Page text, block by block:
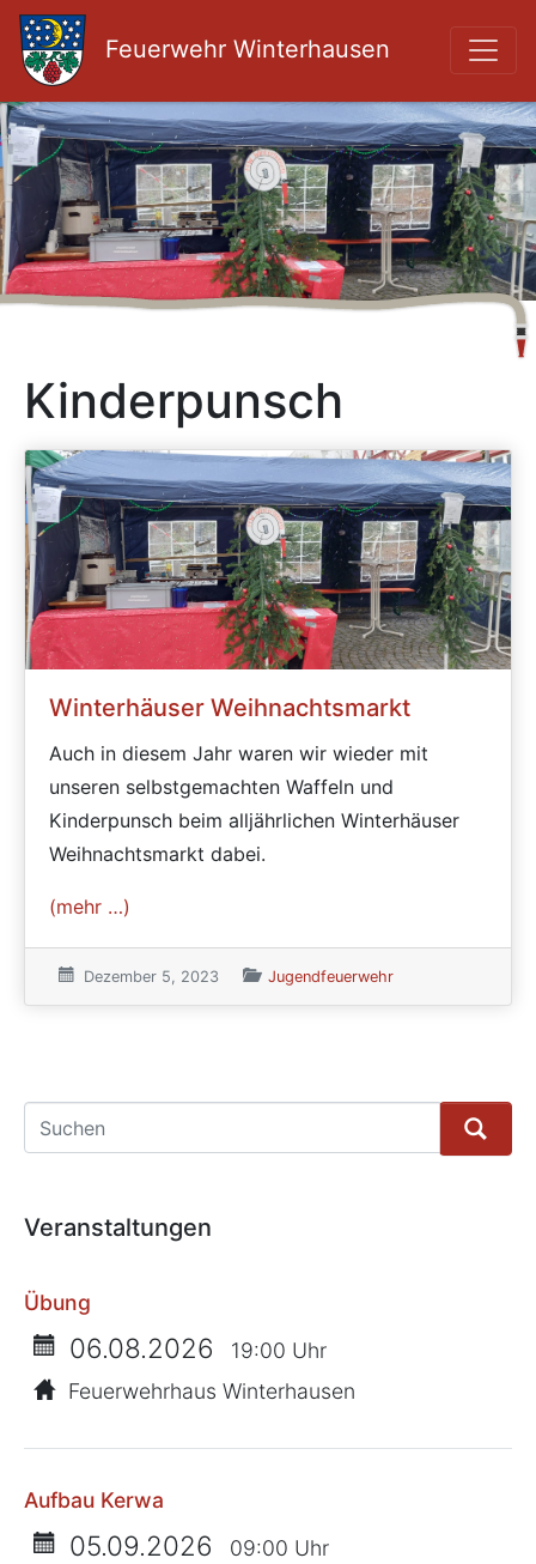
Feuerwehr Winterhausen
Kinderpunsch
Winterhäuser Weihnachtsmarkt
Auch in diesem Jahr waren wir wieder mit
unseren selbstgemachten Waffeln und
Kinderpunsch beim alljährlichen Winterhäuser
Weihnachtsmarkt dabei.
(mehr …)
Veröffentlicht am:
Dezember 5, 2023 Veröffentlicht in den Kategorien
Jugendfeuerwehr
Suche
Veranstaltungen
Übung
06.08.2026
19:00 Uhr
Feuerwehrhaus Winterhausen
Aufbau Kerwa
05.09.2026
09:00 Uhr